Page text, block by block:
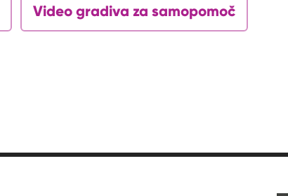
Video gradiva za samopomoč